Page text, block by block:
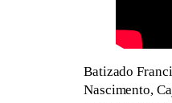
Batizado
Nascimento,